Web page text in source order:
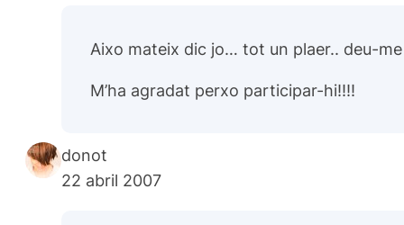
Aixo mateix dic jo… tot un plaer.. deu-
M’ha agradat perxo participar-hi!!!!
donot
22 abril 2007